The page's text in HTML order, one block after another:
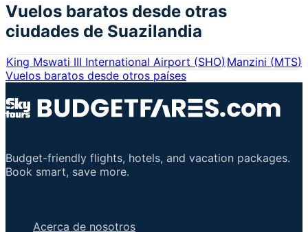
Vuelos baratos desde otras
ciudades de Suazilandia
King Mswati III International Airport (SHO)Manzini (MTS)
Vuelos baratos desde otros países
Budget-friendly flights, hotels, and vacation packages.
Book smart, save more.
Acerca de nosotros